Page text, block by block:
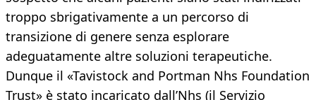
troppo sbrigativamente a un percorso di
transizione di genere senza esplorare
adeguatamente altre soluzioni terapeutiche.
Dunque il «Tavistock and Portman Nhs Foundation
Trust» è stato incaricato dall’Nhs (il Servizio